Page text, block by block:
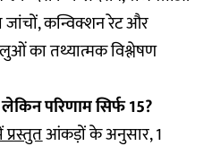
कन्विक्शन रेट और
का तथ्यात्मक विश्लेषण
परिणाम सिर्फ 15?
आंकड़ों के अनुसार, 1